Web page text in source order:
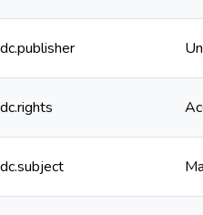
dc.publisher
dc.rights
dc.subject